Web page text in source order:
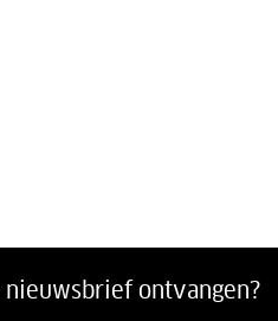
Instagram
nieuwsbrief ontvangen?